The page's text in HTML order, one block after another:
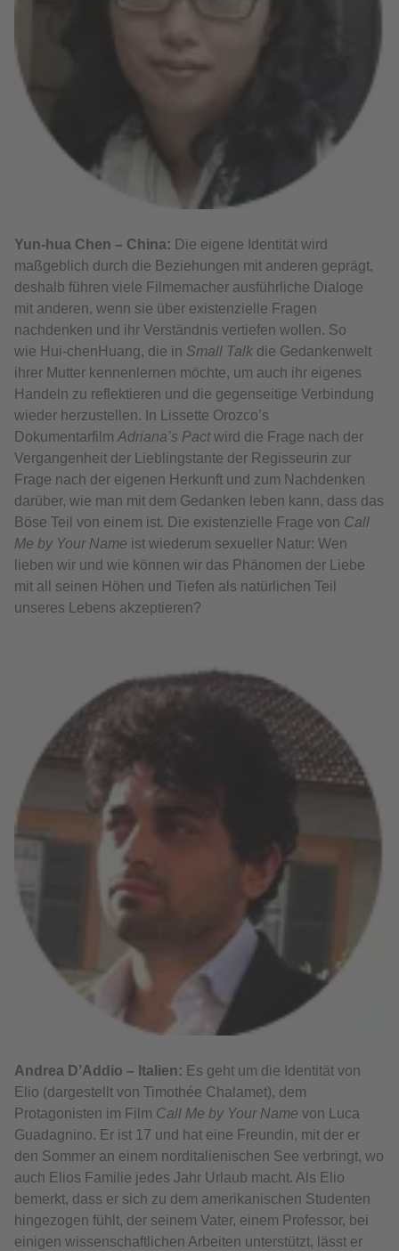
Yun-hua Chen – China: Die eigene Identität wird
maßgeblich durch die Beziehungen mit anderen geprägt,
deshalb führen viele Filmemacher ausführliche Dialoge
mit anderen, wenn sie über existenzielle Fragen
nachdenken und ihr Verständnis vertiefen wollen. So
wie Hui-chenHuang, die in Small Talk die Gedankenwelt
ihrer Mutter kennenlernen möchte, um auch ihr eigenes
Handeln zu reflektieren und die gegenseitige Verbindung
wieder herzustellen. In Lissette Orozco’s
Dokumentarfilm Adriana’s Pactwird die Frage nach der
Vergangenheit der Lieblingstante der Regisseurin zur
Frage nach der eigenen Herkunft und zum Nachdenken
darüber, wie man mit dem Gedanken leben kann, dass das
Böse Teil von einem ist. Die existenzielle Frage von Call
Me by Your Name ist wiederum sexueller Natur: Wen
lieben wir und wie können wir das Phänomen der Liebe
mit all seinen Höhen und Tiefen als natürlichen Teil
unseres Lebens akzeptieren?
Andrea D’Addio – Italien: Es geht um die Identität von
Elio (dargestellt von Timothée Chalamet), dem
Protagonisten im Film Call Me by Your Name von Luca
Guadagnino. Er ist 17 und hat eine Freundin, mit der er
den Sommer an einem norditalienischen See verbringt, wo
auch Elios Familie jedes Jahr Urlaub macht. Als Elio
bemerkt, dass er sich zu dem amerikanischen Studenten
hingezogen fühlt, der seinem Vater, einem Professor, bei
einigen wissenschaftlichen Arbeiten unterstützt, lässt er